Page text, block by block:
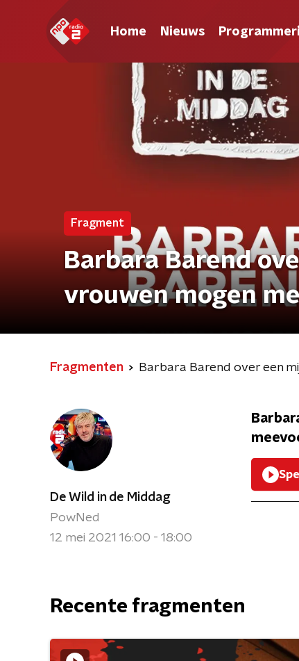
Home Nieuws
Fragment
Barbara Barend
vrouwen mogen
Fragmenten Barbara Barend over een
De Wild in de Middag
PowNed
12 mei 2021 16:00 - 18:00
Recente fragmenten